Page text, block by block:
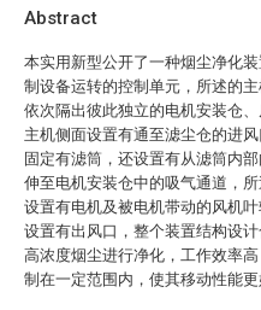
Abstract
本实用新型公开了一种烟尘净化
制设备运转的控制单元，所述的
依次隔出彼此独立的电机安装仓
主机侧面设置有通至滤尘仓的进
固定有滤筒，还设置有从滤筒内
伸至电机安装仓中的吸气通道，
设置有电机及被电机带动的风机
设置有出风口，整个装置结构设
高浓度烟尘进行净化，工作效率
制在一定范围内，使其移动性能更